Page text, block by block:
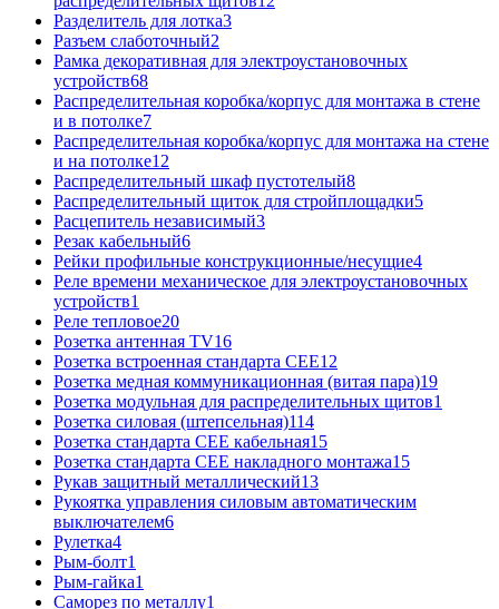
Разделитель для лотка3
Разъем слаботочный2
Рамка декоративная для электроустановочных
устройств68
Распределительная коробка/корпус для монтажа в стене
и в потолке7
Распределительная коробка/корпус для монтажа на стене
и на потолке12
Распределительный шкаф пустотелый8
Распределительный щиток для стройплощадки5
Расцепитель независимый3
Резак кабельный6
Рейки профильные конструкционные/несущие4
Реле времени механическое для электроустановочных
устройств1
Реле тепловое20
Розетка антенная TV16
Розетка встроенная стандарта CEE12
Розетка медная коммуникационная (витая пара)19
Розетка модульная для распределительных щитов1
Розетка силовая (штепсельная)114
Розетка стандарта СЕЕ кабельная15
Розетка стандарта СЕЕ накладного монтажа15
Рукав защитный металлический13
Рукоятка управления силовым автоматическим
выключателем6
Рулетка4
Рым-болт1
Рым-гайка1
Саморез по металлу1